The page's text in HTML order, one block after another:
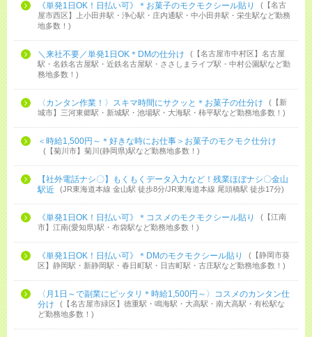
《単発1日OK！日払い可》＊お菓子のモクモクシール貼り
【名古
屋市西区】上小田井駅・浄心駅・庄内通駅・中小田井駅・栄生駅など勤務
地多数！
＼来社不要／単発1日OK＊DMの仕分け
【名古屋市中村区】名古屋
駅・名鉄名古屋駅・近鉄名古屋駅・ささしまライブ駅・中村公園駅など勤
務地多数！
〈カンタン作業！〉スキマ時間にサクッと＊お菓子の仕分け
【新
城市】三河東郷駅・新城駅・池場駅・大海駅・柿平駅など勤務地多数！
＜時給1,500円～＊好きな時にお仕事＞お菓子のモクモク仕分け
【菊川市】菊川(静岡県)駅など勤務地多数！
【社外電話ナシ〇】もくもくデータ入力など！残業ほぼナシ〇金山
駅近
JR東海道本線 金山駅 徒歩8分/JR東海道本線 尾頭橋駅 徒歩17分
《単発1日OK！日払い可》＊コスメのモクモクシール貼り
【江南
市】江南(愛知県)駅・布袋駅など勤務地多数！
《単発1日OK！日払い可》＊DMのモクモクシール貼り
【静岡市葵
区】静岡駅・新静岡駅・春日町駅・日吉町駅・古庄駅など勤務地多数！
〈月1日～で副業にピッタリ＊時給1,500円～〉コスメのカンタン仕
分け
【名古屋市緑区】徳重駅・鳴海駅・大高駅・南大高駅・有松駅な
ど勤務地多数！